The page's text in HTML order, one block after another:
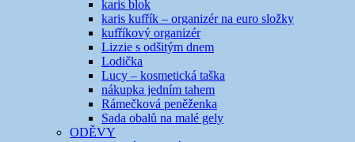
karis blok
karis kufřík – organizér na euro složky
kufříkový organizér
Lizzie s odšitým dnem
Lodička
Lucy – kosmetická taška
nákupka jedním tahem
Rámečková peněženka
Sada obalů na malé gely
ODĚVY